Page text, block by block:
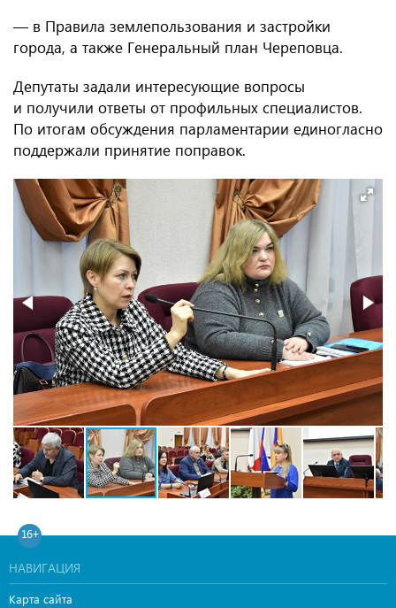
— в Правила землепользования и застройки
города, а также Генеральный план Череповца.
Депутаты задали интересующие вопросы
и получили ответы от профильных специалистов.
По итогам обсуждения парламентарии единогласно
поддержали принятие поправок.
16+
НАВИГАЦИЯ
Карта сайта